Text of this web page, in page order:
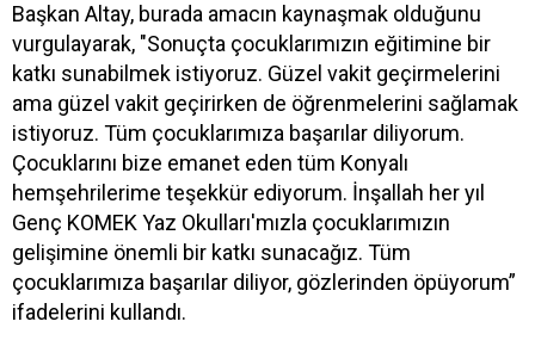
Başkan Altay, burada amacın kaynaşmak olduğunu
vurgulayarak, "Sonuçta çocuklarımızın eğitimine bir
katkı sunabilmek istiyoruz. Güzel vakit geçirmelerini
ama güzel vakit geçirirken de öğrenmelerini sağlamak
istiyoruz. Tüm çocuklarımıza başarılar diliyorum.
Çocuklarını bize emanet eden tüm Konyalı
hemşehrilerime teşekkür ediyorum. İnşallah her yıl
Genç KOMEK Yaz Okulları'mızla çocuklarımızın
gelişimine önemli bir katkı sunacağız. Tüm
çocuklarımıza başarılar diliyor, gözlerinden öpüyorum”
ifadelerini kullandı.